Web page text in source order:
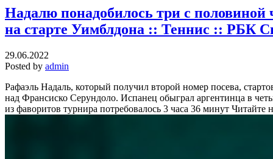
Надалю понадобилось три с половиной
на старте Уимблдона :: Теннис :: РБК
29.06.2022
Posted by admin
Рафаэль Надаль, который получил второй номер посева,
над Франсиско Серундоло. Испанец обыграл аргентинца в
из фаворитов турнира потребовалось 3 часа 36 минут Читайте